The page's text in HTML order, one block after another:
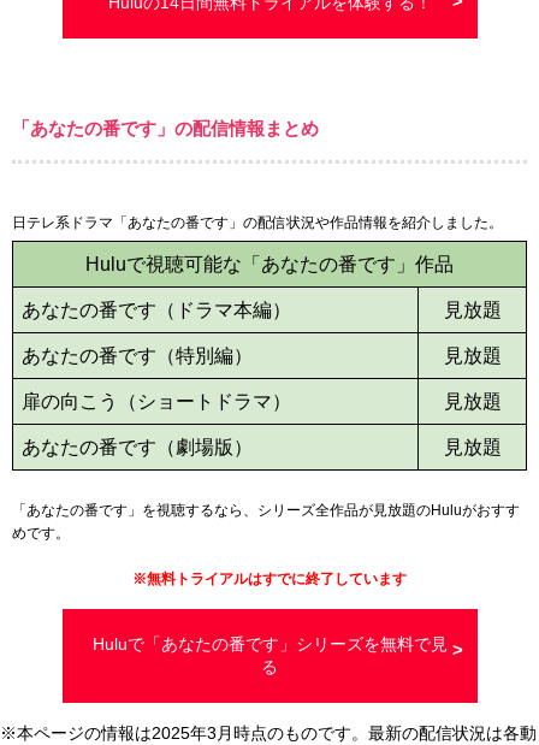
「あなたの番です」の配信情報まとめ
日テレ系ドラマ「あなたの番です」の配信状況や作品情報を紹介しました。
Huluで視聴可能な「あなたの番です」作品
あなたの番です（ドラマ本編） 見放題
あなたの番です（特別編） 見放題
扉の向こう（ショートドラマ） 見放題
あなたの番です（劇場版） 見放題
「あなたの番です」を視聴するなら、シリーズ全作品が見放題のHuluがおすす
めです。
※無料トライアルはすでに終了しています
Huluで「あなたの番です」シリーズを無料で見
る
※本ページの情報は2025年3月時点のものです。最新の配信状況は各動